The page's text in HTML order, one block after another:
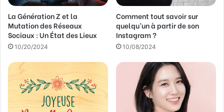
s
e
E
m
a
l
La Génération Z et la
Mutation des Réseaux
Sociaux : Un État des Lieux
10/20/2024
Comment tout savoir sur
quelqu’un à partir de son
Instagram ?
10/08/2024